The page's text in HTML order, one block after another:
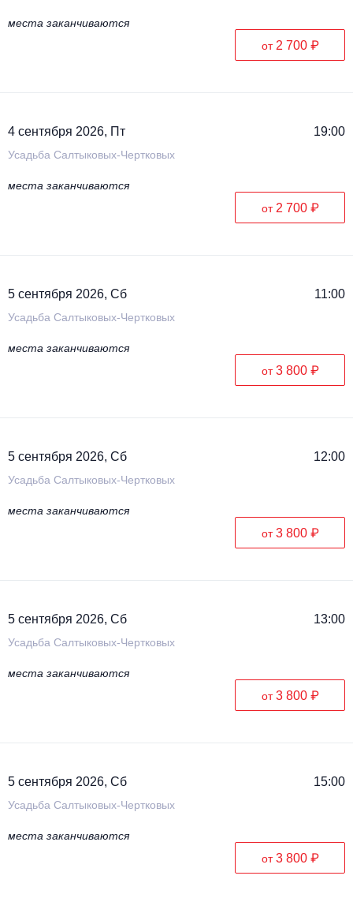
места заканчиваются
от 2 700 ₽
4 сентября 2026, Пт 19:00
Усадьба Салтыковых-Чертковых
места заканчиваются
от 2 700 ₽
5 сентября 2026, Сб 11:00
Усадьба Салтыковых-Чертковых
места заканчиваются
от3 800 ₽
5 сентября 2026, Сб 12:00
Усадьба Салтыковых-Чертковых
места заканчиваются
от3 800 ₽
5 сентября 2026, Сб 13:00
Усадьба Салтыковых-Чертковых
места заканчиваются
от3 800 ₽
5 сентября 2026, Сб 15:00
Усадьба Салтыковых-Чертковых
места заканчиваются
от3 800 ₽